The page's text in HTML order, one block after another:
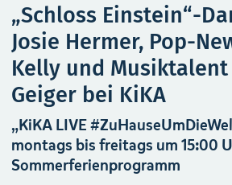
„Schloss Einstein“-
Josie Hermer, Pop-
Kelly und
Geiger bei KiKA
„KiKA LIVE
montags bis freitags um 15:00
Sommerferienprogramm